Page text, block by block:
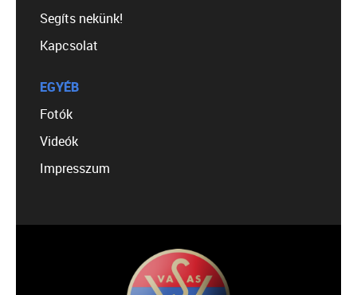
Segíts nekünk!
Kapcsolat
EGYÉB
Fotók
Videók
Impresszum